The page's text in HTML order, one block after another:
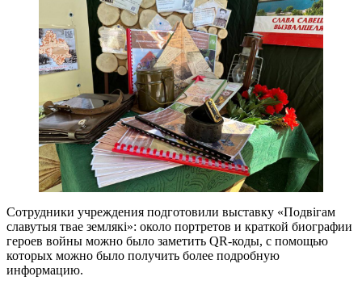
Сотрудники учреждения подготовили выставку «Подвігам
славутыя твае землякі»: около портретов и краткой биографии
героев войны можно было заметить QR-коды, с помощью
которых можно было получить более подробную
информацию.